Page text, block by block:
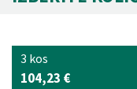
3 kos
104,23 €